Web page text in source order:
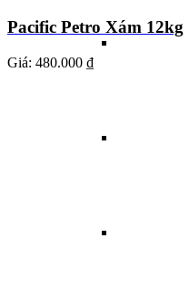
Pacific Petro Xám 12kg
Giá: 480.000 ₫